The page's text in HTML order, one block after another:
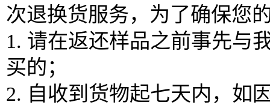
次退换货服务，为了确保您
1. 请在返还样品之前事先与
买的；
2. 自收到货物起七天内，如